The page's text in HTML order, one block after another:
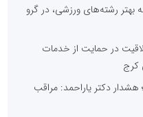
رشته‌های ورزشی، در گرو
در حمایت از خدمات
کرج
دکتر یاراحمد: مراقب